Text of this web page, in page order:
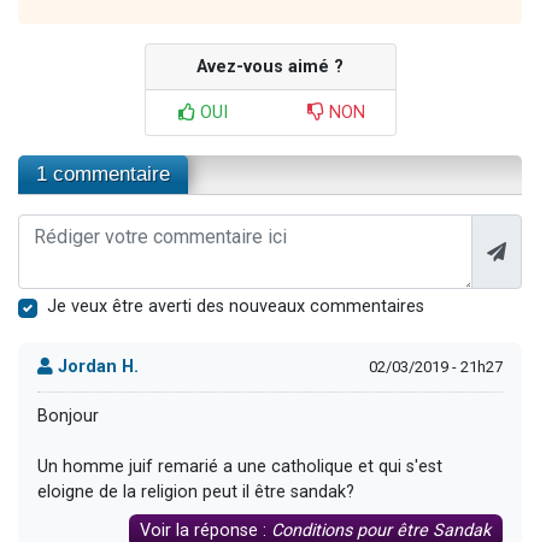
Avez-vous aimé ?
OUI NON
1 commentaire
Je veux être averti des nouveaux commentaires
Jordan H. 02/03/2019 - 21h27
Bonjour
Un homme juif remarié a une catholique et qui s'est
eloigne de la religion peut il être sandak?
Voir la réponse : Conditions pour être Sandak